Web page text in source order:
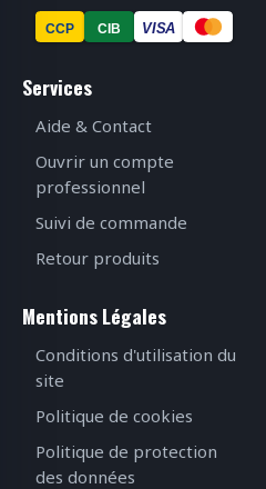
CCP CIB VISA
Services
Aide & Contact
Ouvrir un compte
professionnel
Suivi de commande
Retour produits
Mentions Légales
Conditions d'utilisation du
site
Politique de cookies
Politique de protection
des données